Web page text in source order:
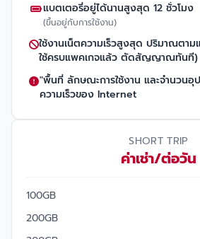
แบตเตอรี่อยู่ได้นานสูงสุด 12 ชั่วโมง
(ขึ้นอยู่กับการใช้งาน)
ใช้งานเน็ตความเร็วสูงสุด ปริมาณตา
ใช้ครบแพคเกจแล้ว ตัดสัญญาณทันที)
"พื้นที่ ลักษณะการใช้งาน และจำนวน
ความเร็วของ Internet
SHORT TRIP
ค่าเช่า/ต่อวัน
100GB
200GB